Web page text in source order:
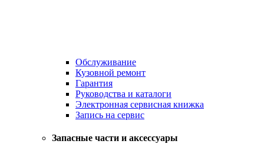
Обслуживание
Кузовной ремонт
Гарантия
Руководства и каталоги
Электронная сервисная книжка
Запись на сервис
Запасные части и аксессуары